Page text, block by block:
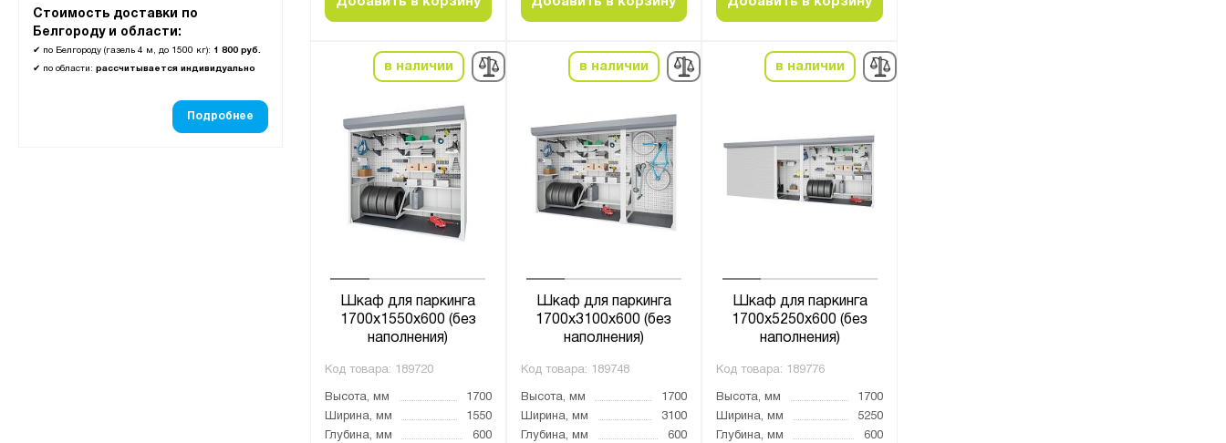
Стоимость доставки по
Белгороду и области:
✔ по Белгороду (газель 4 м, до 1500 кг): 1 800 руб.
✔ по области: рассчитывается индивидуально
Подробнее
в наличии
Шкаф для паркинга
1700x1550x600 (без
наполнения)
Код товара: 189720
Высота, мм
1700
Ширина, мм
1550
Глубина, мм
600
в наличии
Шкаф для паркинга
1700х3100х600 (без
наполнения)
Код товара: 189748
Высота, мм
1700
Ширина, мм
3100
Глубина, мм
600
в наличии
Шкаф для паркинга
1700х5250х600 (без
наполнения)
Код товара: 189776
Высота, мм
1700
Ширина, мм
5250
Глубина, мм
600